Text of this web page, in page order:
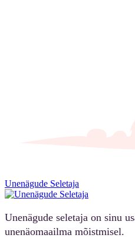
Unenägude Seletaja
Unenägude seletaja on sinu
unenäomaailma mõistmisel.